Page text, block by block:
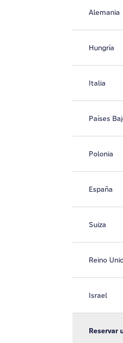
Alemania
Hungría
Italia
Países
Polonia
España
Suiza
Reino
Israel
Reservar